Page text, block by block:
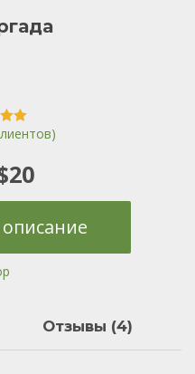
20Текущая
цена:
$20.
Отзывы (4)